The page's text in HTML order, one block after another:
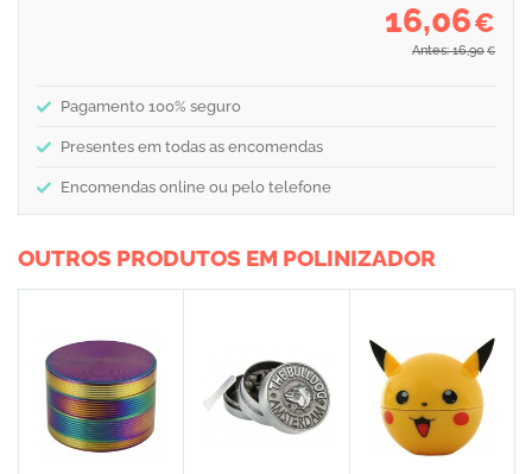
16,06€
Antes: 16,90 €
Pagamento 100% seguro
Presentes em todas as encomendas
Encomendas online ou pelo telefone
OUTROS PRODUTOS EM POLINIZADOR